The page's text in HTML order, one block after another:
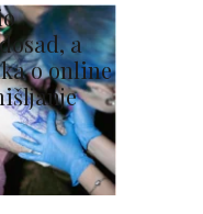
a
o online